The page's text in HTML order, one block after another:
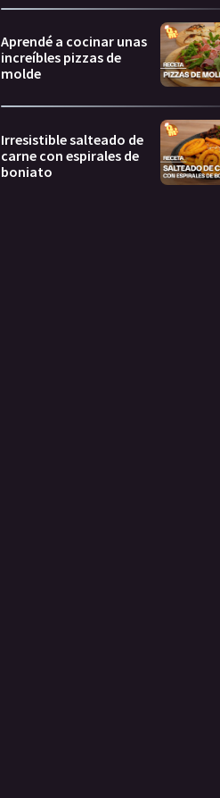
Aprendé a cocinar unas
increíbles pizzas de
molde
Irresistible salteado de
carne con espirales de
boniato